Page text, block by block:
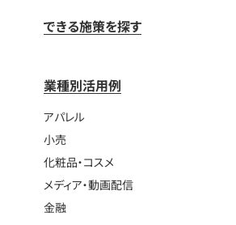
できる施策を探す
業種別活用例
アパレル
小売
化粧品・コスメ
メディア・動画配信
金融